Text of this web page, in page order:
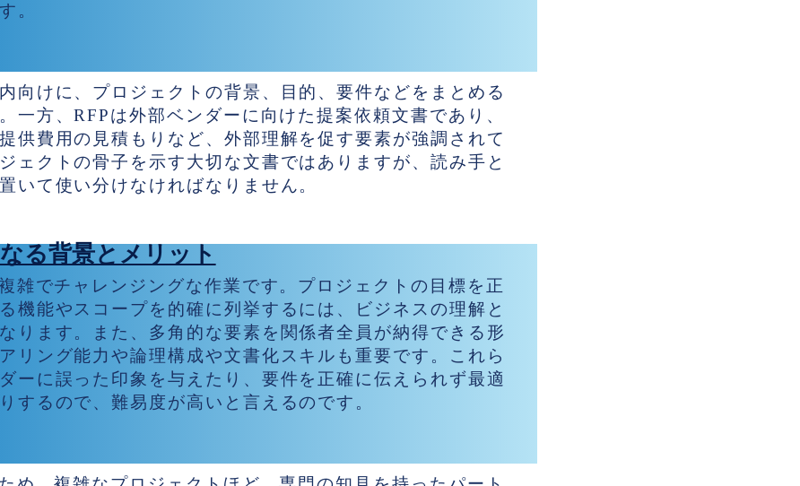
。
向けに、プロジェクトの背景、目的、要件などをまとめる
一方、RFPは外部ベンダーに向けた提案依頼文書であり、
供費用の見積もりなど、外部理解を促す要素が強調されて
ェクトの骨子を示す大切な文書ではありますが、読み手と
いて使い分けなければなりません。
る背景とメリット
雑でチャレンジングな作業です。プロジェクトの目標を正
機能やスコープを的確に列挙するには、ビジネスの理解と
ります。また、多角的な要素を関係者全員が納得できる形
リング能力や論理構成や文書化スキルも重要です。これら
ーに誤った印象を与えたり、要件を正確に伝えられず最適
するので、難易度が高いと言えるのです。